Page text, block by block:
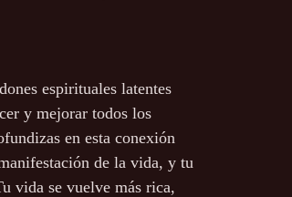
espirituales latentes
y mejorar todos los
en esta conexión
de la vida, y tu
vida se vuelve más rica,